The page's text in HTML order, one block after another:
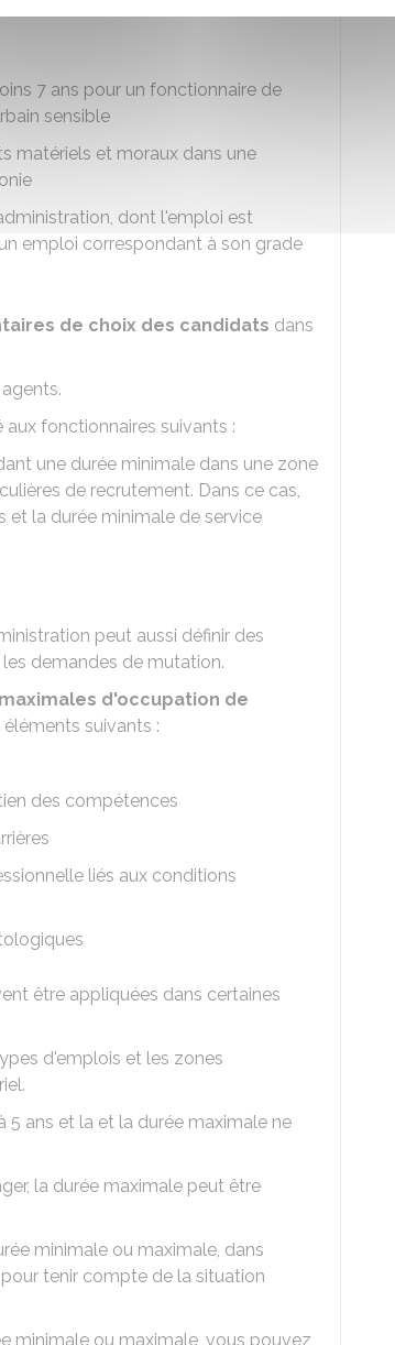
7 ans pour un fonctionnaire de
sensible
matériels et moraux dans une
dont l'emploi est
emploi correspondant à son grade
de choix des candidats dans
fonctionnaires suivants :
une durée minimale dans une zone
de recrutement. Dans ce cas,
et la durée minimale de service
peut aussi définir des
demandes de mutation.
d'occupation de
suivants :
des compétences
liés aux conditions
être appliquées dans certaines
d'emplois et les zones
5 ans et la et la durée maximale ne
la durée maximale peut être
minimale ou maximale, dans
tenir compte de la situation
minimale ou maximale, vous pouvez